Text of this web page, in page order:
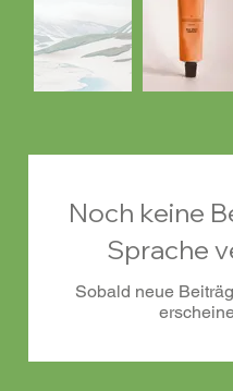
Noch keine
Sprache
Sobald neue